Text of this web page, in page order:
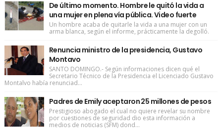
De último momento. Hombre le quitó la vida a
una mujer en plena vía pública. Video fuerte
Un hombre acaba de quitarle la vida a una mujer con un
arma blanca, según el informe, prácticamente la degolló.
Renuncia ministro de la presidencia, Gustavo
Montavo
SANTO DOMINGO.- Según informaciones dicen qué el
Secretario Técnico de la Presidencia el Licenciado Gustavo
Montalvo había renunciad...
Padres de Emily aceptaron 25 millones de pesos
Prestigioso abogado el cual no quiere revelar su nombre
por cuestiones de seguridad dio esta información a
medios de noticias (SFM) dond...